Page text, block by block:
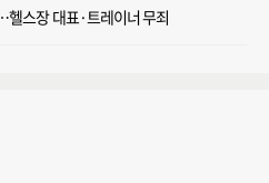
스장 대표·트레이너 무죄